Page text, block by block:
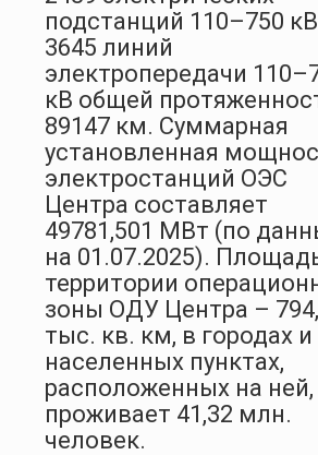
подстанций 110–750
3645 линий
электропередачи
кВ общей
89147 км. Суммарная
установленная
электростанций ОЭС
Центра составляет
49781,501 МВт (по
на 01.07.2025).
территории
зоны ОДУ Центра –
тыс. кв. км, в городах и
населенных пунктах,
расположенных на ней,
проживает 41,32 млн.
человек.